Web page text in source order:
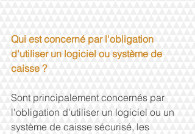
Qui est concerné par l'obligation
d'utiliser un logiciel ou système de
caisse ?
Sont principalement concernés par
l'obligation d'utiliser un logiciel ou un
système de caisse sécurisé, les